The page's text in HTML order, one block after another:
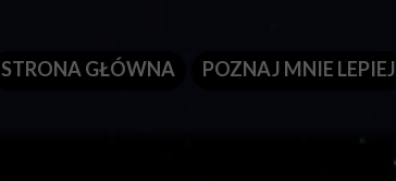
STRONA GŁÓWNA POZNAJ MNIE LEPIEJ